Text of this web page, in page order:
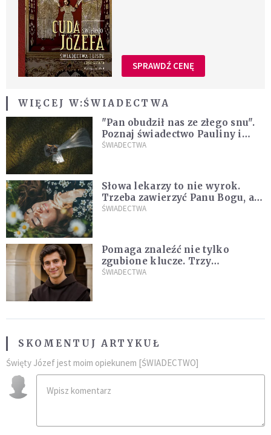
SPRAWDŹ CENĘ
WIĘCEJ W:ŚWIADECTWA
"Pan obudził nas ze złego snu".
Poznaj świadectwo Pauliny i
Marcina, którzy są razem dzięki
ŚWIADECTWA
Słowa lekarzy to nie wyrok.
Trzeba zawierzyć Panu Bogu, a
On wszystkim się zajmie
ŚWIADECTWA
Pomaga znaleźć nie tylko
zgubione klucze. Trzy
niezwykłe świadectwa o
ŚWIADECTWA
SKOMENTUJ ARTYKUŁ
Święty Józef jest moim opiekunem [ŚWIADECTWO]